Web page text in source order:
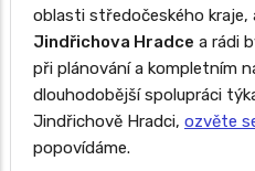
oblasti středočeského kraje,
Jindřichova Hradce a rádi
při plánování a kompletním
dlouhodobější spolupráci
Jindřichově Hradci, ozvěte
popovídáme.